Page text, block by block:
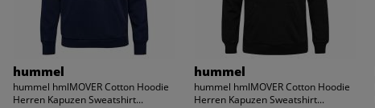
hummel
hummel hmlMOVER Cotton Hoodie
Herren Kapuzen Sweatshirt...
hummel
hummel hmlMOVER Cotton Hoodie
Herren Kapuzen Sweatshirt...